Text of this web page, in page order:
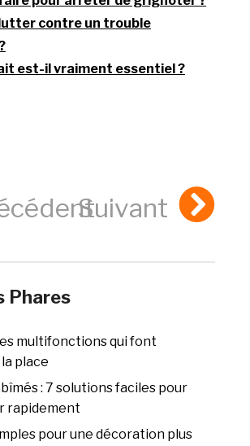
contre un trouble
est-il vraiment essentiel ?
Suivant
Phares
multifonctions qui font
place
: 7 solutions faciles pour
rapidement
pour une décoration plus